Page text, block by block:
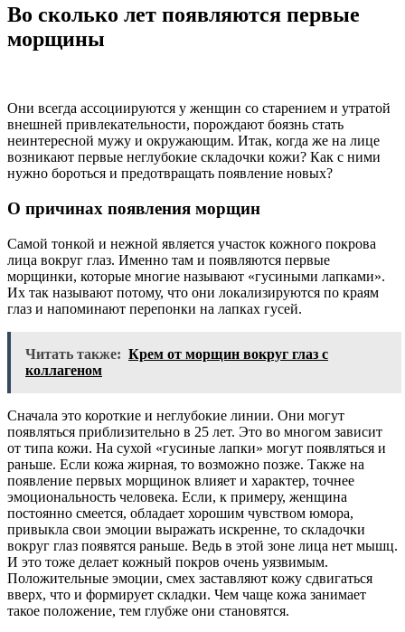
Во сколько лет появляются первые
морщины
Они всегда ассоциируются у женщин со старением и утратой
внешней привлекательности, порождают боязнь стать
неинтересной мужу и окружающим. Итак, когда же на лице
возникают первые неглубокие складочки кожи? Как с ними
нужно бороться и предотвращать появление новых?
О причинах появления морщин
Самой тонкой и нежной является участок кожного покрова
лица вокруг глаз. Именно там и появляются первые
морщинки, которые многие называют «гусиными лапками».
Их так называют потому, что они локализируются по краям
глаз и напоминают перепонки на лапках гусей.
Читать также: Крем от морщин вокруг глаз с
коллагеном
Сначала это короткие и неглубокие линии. Они могут
появляться приблизительно в 25 лет. Это во многом зависит
от типа кожи. На сухой «гусиные лапки» могут появляться и
раньше. Если кожа жирная, то возможно позже. Также на
появление первых морщинок влияет и характер, точнее
эмоциональность человека. Если, к примеру, женщина
постоянно смеется, обладает хорошим чувством юмора,
привыкла свои эмоции выражать искренне, то складочки
вокруг глаз появятся раньше. Ведь в этой зоне лица нет мышц.
И это тоже делает кожный покров очень уязвимым.
Положительные эмоции, смех заставляют кожу сдвигаться
вверх, что и формирует складки. Чем чаще кожа занимает
такое положение, тем глубже они становятся.